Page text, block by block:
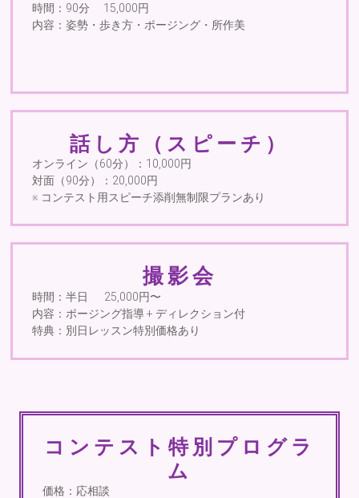
時間：90分 15,000円
内容：姿勢・歩き方・ポージング・所作美
話し方（スピーチ）
オンライン（60分）：10,000円
対面（90分）：20,000円
※ コンテスト用スピーチ添削無制限プランあり
撮影会
時間：半日 25,000円〜
内容：ポージング指導 + ディレクション付
特典：別日レッスン特別価格あり
コンテスト特別プログラ
ム
価格：応相談